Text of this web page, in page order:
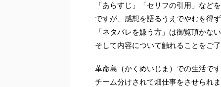
「あらすじ」「セリフの引用」など
ですが、感想を語るうえでやむを得
「ネタバレを嫌う方」は御覧頂かな
そして内容について触れることをご
革命島（かくめいじま）での生活で
チーム分けされて畑仕事をさせられま